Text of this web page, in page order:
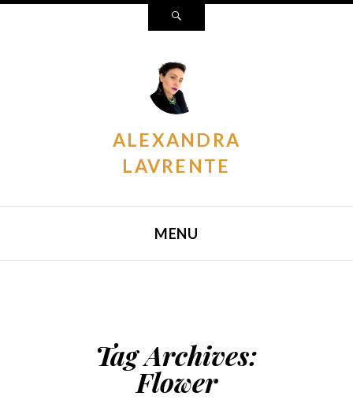
ALEXANDRA
LAVRENTE
MENU
Tag Archives:
Flower